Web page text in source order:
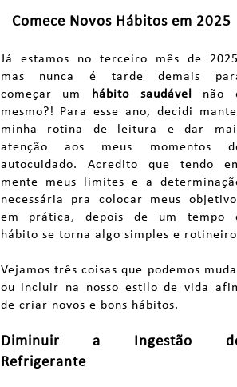
Comece Novos Hábitos em 2025
Já estamos no terceiro mês de
mas nunca é tarde demais
começar um hábito saudável
não
mesmo?! Para esse ano, decidi
minha rotina de leitura e dar
atenção aos meus momentos
autocuidado. Acredito que tendo
mente meus limites e a
necessária pra colocar meus
em prática, depois de um tempo
hábito se torna algo simples e
Vejamos três coisas que podemos
ou incluir na nosso estilo de vida
de criar novos e bons hábitos.
Diminuir a Ingestão
Refrigerante